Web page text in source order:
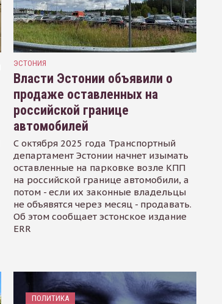
ЭСТОНИЯ
Власти Эстонии объявили о
продаже оставленных на
российской границе
автомобилей
С октября 2025 года Транспортный
департамент Эстонии начнет изымать
оставленные на парковке возле КПП
на российской границе автомобили, а
потом - если их законные владельцы
не объявятся через месяц - продавать.
Об этом сообщает эстонское издание
ERR
ПОЛИТИКА